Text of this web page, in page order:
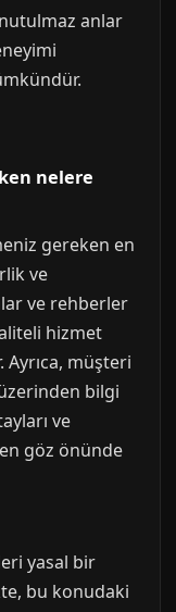
anlar
nelere
gereken en
ve
ve rehberler
hizmet
Ayrıca, müşteri
bilgi
ve
göz önünde
yasal bir
bu konudaki